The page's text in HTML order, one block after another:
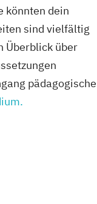
könnten dein
sind vielfältig
Überblick über
pädagogische